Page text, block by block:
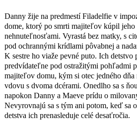
ich väčšmi
ich
Zdá sa, že
stratený. No
zamieša
Holandský
láske, zrade,
mocných
závislosti od
magicky
nomináciu
Danny žije na predmestí Filadelfie v
dome, ktorý po smrti majiteľov kúpil jeho
nehnuteľnosťami. Vyrastá bez matky, s
pod ochrannými krídlami pôvabnej a
K sestre ho viaže pevné puto. Ich detstvo
predvídateľne pod ostražitými pohľadmi
majiteľov domu, kým si otec jedného dňa
vdovu s dvoma dcérami. Onedlho sa s
napokon Danny a Maeve prídu o
Nevyrovnajú sa s tým ani potom, keď sa
detstva ich prenasleduje celé desaťročia.